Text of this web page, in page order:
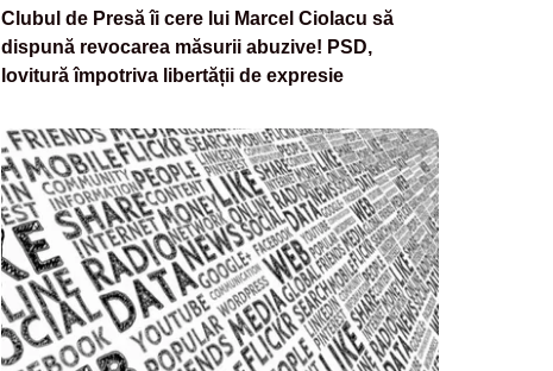
Clubul de Presă îi cere lui Marcel Ciolacu să
dispună revocarea măsurii abuzive! PSD,
lovitură împotriva libertății de expresie